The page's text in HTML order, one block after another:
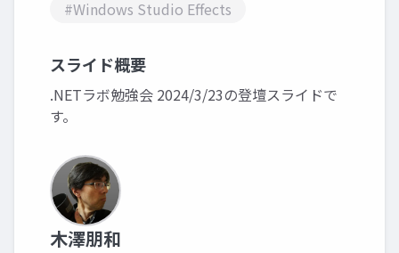
#Windows Studio Effects
スライド概要
.NETラボ勉強会 2024/3/23の登壇スライドで
す。
木澤朋和